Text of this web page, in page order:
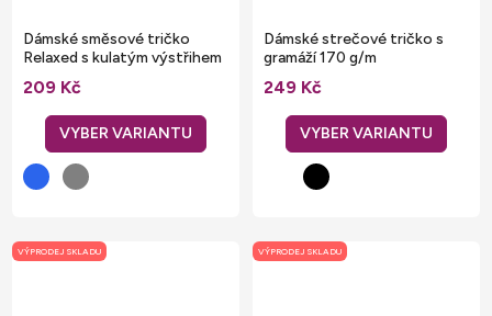
Dámské směsové tričko
Relaxed s kulatým výstřihem
209 Kč
Dámské strečové tričko s
gramáží 170 g/m
249 Kč
VÝPRODEJ SKLADU VÝPRODEJ SKLADU